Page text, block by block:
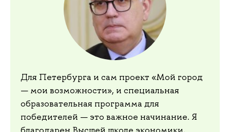
Для Петербурга и сам проект «Мой город
— мои возможности», и специальная
образовательная программа для
победителей — это важное начинание. Я